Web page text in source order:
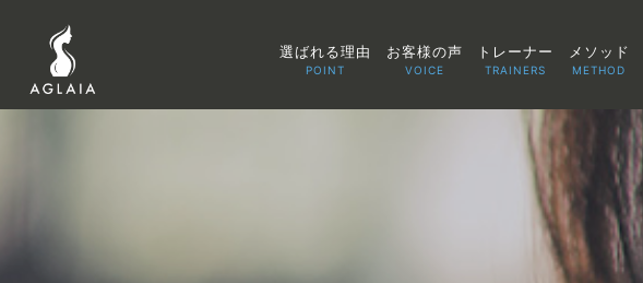
選ばれる理由
POINT
お客様の声
VOICE
トレーナー
TRAINERS
メソッド
METHOD